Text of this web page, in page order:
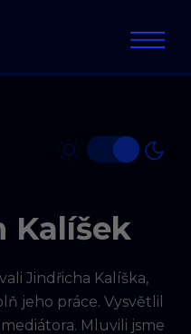
Kalíšek
Jindřicha Kalíška,
jeho práce. Vysvětlil
Mluvili jsme